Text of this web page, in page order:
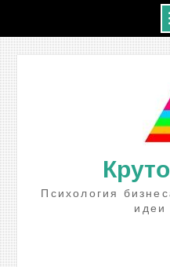
Психология
идеи